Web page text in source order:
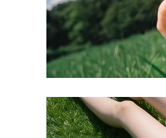
Current/ Duration